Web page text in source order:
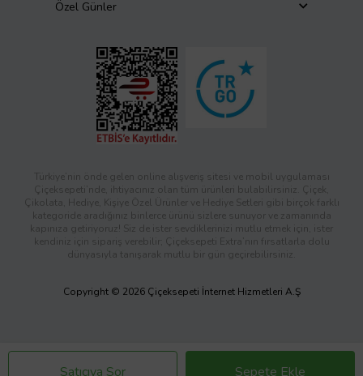
Satıcıya Sor Sepete Ekle
Özel Günler
Türkiye’nin önde gelen online alışveriş sitesi ve mobil uygulaması
Çiçeksepeti’nde, ihtiyacınız olan tüm ürünleri bulabilirsiniz. Çiçek,
Çikolata, Hediye, Kişiye Özel Ürünler ve Hediye Setleri gibi birçok farklı
kategoride aradığınız binlerce ürünü sizlere sunuyor ve zamanında
kapınıza getiriyoruz! Siz de ister sevdiklerinizi mutlu etmek için, ister
kendiniz için sipariş verebilir; Çiçeksepeti Extra’nın fırsatlarla dolu
dünyasıyla tanışarak mutlu bir gün geçirebilirsiniz.
Copyright © 2026 Çiçeksepeti İnternet Hizmetleri A.Ş